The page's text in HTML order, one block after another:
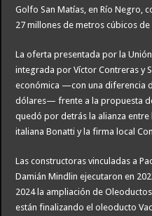
Golfo San Matías, en Río Negro,
27 millones de metros cúbicos
La oferta presentada por la
integrada por Víctor Contreras y
económica —con una diferencia
dólares— frente a la propuesta
quedó por detrás la alianza entre
italiana Bonatti y la firma local
Las constructoras vinculadas a
Damián Mindlin ejecutaron en
2024 la ampliación de
están finalizando el oleoducto